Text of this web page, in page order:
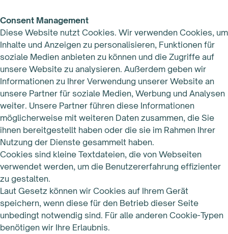
Consent Management
Diese Website nutzt Cookies. Wir verwenden Cookies, um
Inhalte und Anzeigen zu personalisieren, Funktionen für
soziale Medien anbieten zu können und die Zugriffe auf
unsere Website zu analysieren. Außerdem geben wir
Informationen zu Ihrer Verwendung unserer Website an
unsere Partner für soziale Medien, Werbung und Analysen
weiter. Unsere Partner führen diese Informationen
möglicherweise mit weiteren Daten zusammen, die Sie
ihnen bereitgestellt haben oder die sie im Rahmen Ihrer
Nutzung der Dienste gesammelt haben.
Cookies sind kleine Textdateien, die von Webseiten
verwendet werden, um die Benutzererfahrung effizienter
zu gestalten.
Laut Gesetz können wir Cookies auf Ihrem Gerät
speichern, wenn diese für den Betrieb dieser Seite
unbedingt notwendig sind. Für alle anderen Cookie-Typen
benötigen wir Ihre Erlaubnis.